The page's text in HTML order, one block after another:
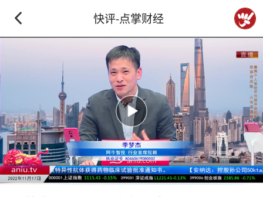
快评-点掌财经